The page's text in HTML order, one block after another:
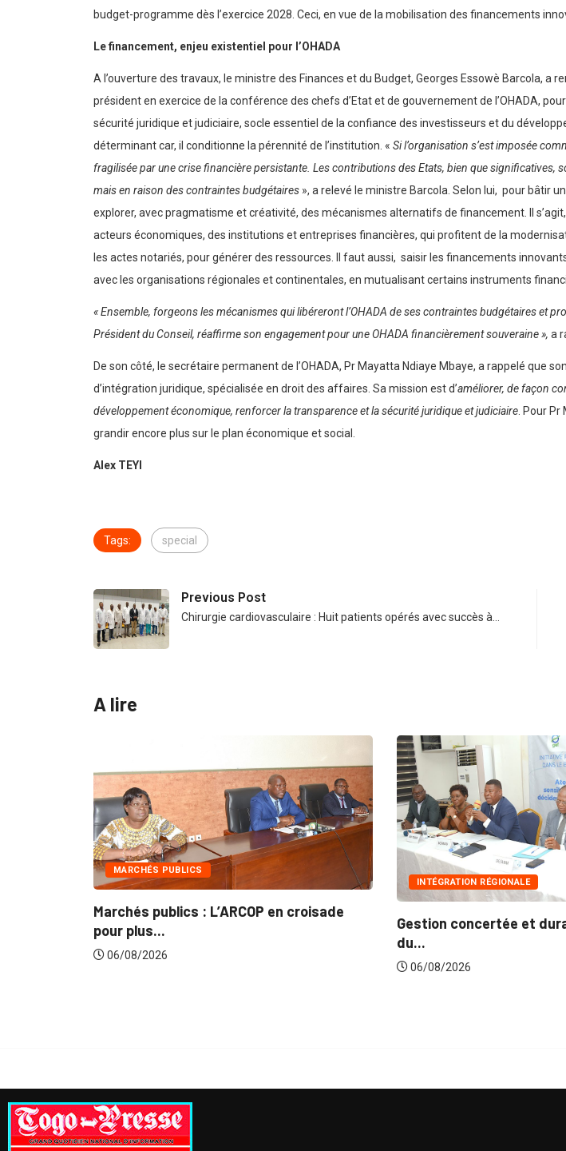
budget-programme dès l’exercice 2028. Ceci, en vue de la mobilisation des financements
Le financement, enjeu existentiel pour l’OHADA
A l’ouverture des travaux, le ministre des Finances et du Budget, Georges Essowè Barcola,
président en exercice de la conférence des chefs d’Etat et de gouvernement de l’OHADA,
sécurité juridique et judiciaire, socle essentiel de la confiance des investisseurs et du
déterminant car, il conditionne la pérennité de l’institution. « Si l’organisation s’est imposée
fragilisée par une crise financière persistante. Les contributions des Etats, bien que significatives,
mais en raison des contraintes budgétaires », a relevé le ministre Barcola. Selon lui, pour bâtir
explorer, avec pragmatisme et créativité, des mécanismes alternatifs de financement. Il
acteurs économiques, des institutions et entreprises financières, qui profitent de la
les actes notariés, pour générer des ressources. Il faut aussi, saisir les financements
avec les organisations régionales et continentales, en mutualisant certains instruments
« Ensemble, forgeons les mécanismes qui libéreront l’OHADA de ses contraintes budgétaires et
Président du Conseil, réaffirme son engagement pour une OHADA financièrement souveraine », a
De son côté, le secrétaire permanent de l’OHADA, Pr Mayatta Ndiaye Mbaye, a rappelé que
d’intégration juridique, spécialisée en droit des affaires. Sa mission est d’améliorer, de façon
développement économique, renforcer la transparence et la sécurité juridique et judiciaire . Pour
grandir encore plus sur le plan économique et social.
Alex TEYI
Tags: special
Previous Post
Chirurgie cardiovasculaire : Huit patients opérés avec succès à…
A lire
en croisade
INTÉGRATION RÉGIONALE
Gestion concertée et durable du Bassin
INNONDATIONS
gouvernement